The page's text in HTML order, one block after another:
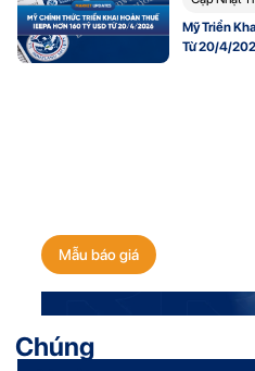
Mỹ Triển
Từ 20/4/
Mẫu báo giá
Chúng